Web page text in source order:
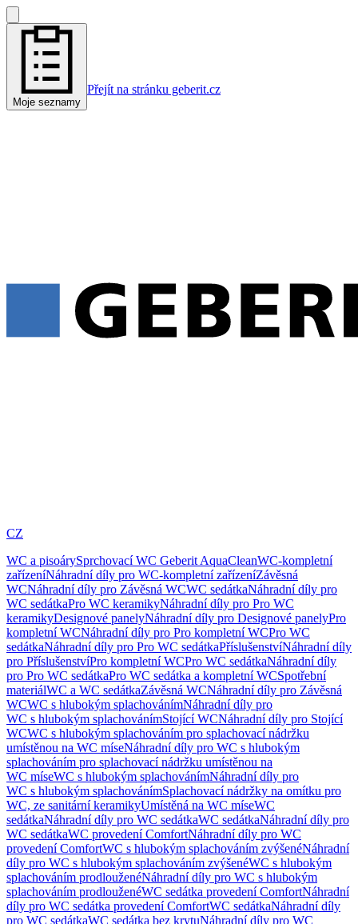
Moje seznamy
Přejít na stránku geberit.cz
CZ
WC a pisoárySprchovací WC Geberit AquaCleanWC-kompletní
zařízeníNáhradní díly pro WC-kompletní zařízeníZávěsná
WCNáhradní díly pro Závěsná WCWC sedátkaNáhradní díly pro
WC sedátkaPro WC keramikyNáhradní díly pro Pro WC
keramikyDesignové panelyNáhradní díly pro Designové panelyPro
kompletní WCNáhradní díly pro Pro kompletní WCPro WC
sedátkaNáhradní díly pro Pro WC sedátkaPříslušenstvíNáhradní díly
pro PříslušenstvíPro kompletní WCPro WC sedátkaNáhradní díly
pro Pro WC sedátkaPro WC sedátka a kompletní WCSpotřební
materiálWC a WC sedátkaZávěsná WCNáhradní díly pro Závěsná
WCWC s hlubokým splachovánímNáhradní díly pro
WC s hlubokým splachovánímStojící WCNáhradní díly pro Stojící
WCWC s hlubokým splachováním pro splachovací nádržku
umístěnou na WC míseNáhradní díly pro WC s hlubokým
splachováním pro splachovací nádržku umístěnou na
WC míseWC s hlubokým splachovánímNáhradní díly pro
WC s hlubokým splachovánímSplachovací nádržky na omítku pro
WC, ze sanitární keramikyUmístěná na WC míseWC
sedátkaNáhradní díly pro WC sedátkaWC sedátkaNáhradní díly pro
WC sedátkaWC provedení ComfortNáhradní díly pro WC
provedení ComfortWC s hlubokým splachováním zvýšenéNáhradní
díly pro WC s hlubokým splachováním zvýšenéWC s hlubokým
splachováním prodlouženéNáhradní díly pro WC s hlubokým
splachováním prodlouženéWC sedátka provedení ComfortNáhradní
díly pro WC sedátka provedení ComfortWC sedátkaNáhradní díly
pro WC sedátkaWC sedátka bez krytuNáhradní díly pro WC